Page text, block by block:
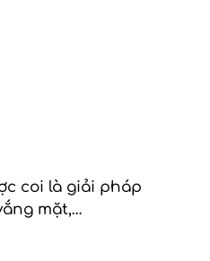
coi là giải pháp
mặt,…